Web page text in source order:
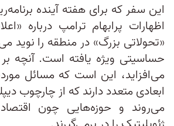
این سفر که برای هفته آینده
اظهارات پرابهام ترامپ درباره
«تحولاتی بزرگ» در منطقه را نوید
حساسیتی ویژه یافته است. آنچه
می‌افزاید، این است که مسائل
ابعادی متعدد دارند که از چارچوب
می‌روند و حوزه‌هایی چون